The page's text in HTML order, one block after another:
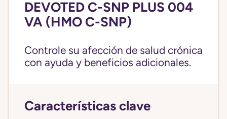
DEVOTED C-SNP PLUS 004
VA (HMO C-SNP)
Controle su afección de salud crónica
con ayuda y beneficios adicionales.
Características clave